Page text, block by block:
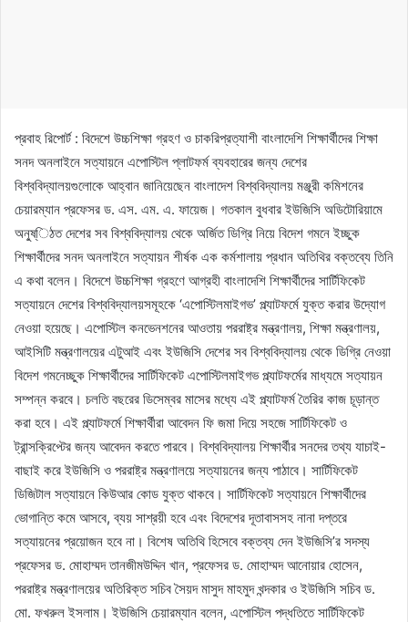
প্রবাহ রিপোর্ট : বিদেশে উচ্চশিক্ষা গ্রহণ ও চাকরিপ্রত্যাশী বাংলাদেশি শিক্ষার্থীদের শিক্ষা
সনদ অনলাইনে সত্যায়নে এপোস্টিল প্লাটফর্ম ব্যবহারের জন্য দেশের
বিশ্ববিদ্যালয়গুলোকে আহ্বান জানিয়েছেন বাংলাদেশ বিশ্ববিদ্যালয় মঞ্জুরী কমিশনের
চেয়ারম্যান প্রফেসর ড. এস. এম. এ. ফায়েজ। গতকাল বুধবার ইউজিসি অডিটোরিয়ামে
অনু্ষ্িঠত দেশের সব বিশ্ববিদ্যালয় থেকে অর্জিত ডিগ্রি নিয়ে বিদেশ গমনে ইচ্ছুক
শিক্ষার্থীদের সনদ অনলাইনে সত্যায়ন শীর্ষক এক কর্মশালায় প্রধান অতিথির বক্তব্যে তিনি
এ কথা বলেন। বিদেশে উচ্চশিক্ষা গ্রহণে আগ্রহী বাংলাদেশি শিক্ষার্থীদের সার্টিফিকেট
সত্যায়নে দেশের বিশ্ববিদ্যালয়সমূহকে ‘এপোস্টিলমাইগভ’ প্ল্যাটফর্মে যুক্ত করার উদ্যোগ
নেওয়া হয়েছে। এপোস্টিল কনভেনশনের আওতায় পররাষ্ট্র মন্ত্রণালয়, শিক্ষা মন্ত্রণালয়,
আইসিটি মন্ত্রণালয়ের এটুআই এবং ইউজিসি দেশের সব বিশ্ববিদ্যালয় থেকে ডিগ্রি নেওয়া
বিদেশ গমনেচ্ছুক শিক্ষার্থীদের সার্টিফিকেট এপোস্টিলমাইগভ প্ল্যাটফর্মের মাধ্যমে সত্যায়ন
সম্পন্ন করবে। চলতি বছরের ডিসেম্বর মাসের মধ্যে এই প্ল্যাটফর্ম তৈরির কাজ চূড়ান্ত
করা হবে। এই প্ল্যাটফর্মে শিক্ষার্থীরা আবেদন ফি জমা দিয়ে সহজে সার্টিফিকেট ও
ট্রান্সক্রিপ্টের জন্য আবেদন করতে পারবে। বিশ্ববিদ্যালয় শিক্ষার্থীর সনদের তথ্য যাচাই-
বাছাই করে ইউজিসি ও পররাষ্ট্র মন্ত্রণালয়ে সত্যায়নের জন্য পাঠাবে। সার্টিফিকেট
ডিজিটাল সত্যায়নে কিউআর কোড যুক্ত থাকবে। সার্টিফিকেট সত্যায়নে শিক্ষার্থীদের
ভোগান্তি কমে আসবে, ব্যয় সাশ্রয়ী হবে এবং বিদেশের দূতাবাসসহ নানা দপ্তরে
সত্যায়নের প্রয়োজন হবে না। বিশেষ অতিথি হিসেবে বক্তব্য দেন ইউজিসি’র সদস্য
প্রফেসর ড. মোহাম্মদ তানজীমউদ্দিন খান, প্রফেসর ড. মোহাম্মদ আনোয়ার হোসেন,
পররাষ্ট্র মন্ত্রণালয়ের অতিরিক্ত সচিব সৈয়দ মাসুদ মাহমুদ খন্দকার ও ইউজিসি সচিব ড.
মো. ফখরুল ইসলাম। ইউজিসি চেয়ারম্যান বলেন, এপোস্টিল পদ্ধতিতে সার্টিফিকেট